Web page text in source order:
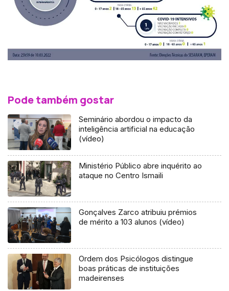
Pode também gostar
Seminário abordou o impacto da
inteligência artificial na educação
(vídeo)
Ministério Público abre inquérito ao
ataque no Centro Ismaili
Gonçalves Zarco atribuiu prémios
de mérito a 103 alunos (vídeo)
Ordem dos Psicólogos distingue
boas práticas de instituições
madeirenses